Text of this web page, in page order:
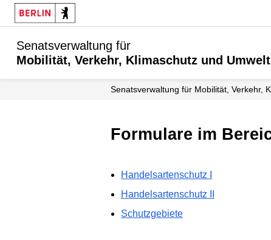
Senatsverwaltung für
Mobilität, Verkehr, Klimaschutz und Umwelt
Senatsverwaltung für Mobilität, Verkehr,
Formulare im
Handelsartenschutz I
Handelsartenschutz II
Schutzgebiete